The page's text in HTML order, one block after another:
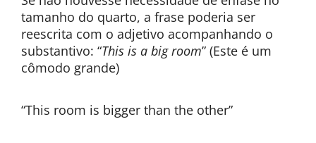
tamanho do quarto, a frase poderia ser
reescrita com o adjetivo acompanhando o
substantivo: “This is a big room” (Este é um
cômodo grande)
“This room is bigger than the other”